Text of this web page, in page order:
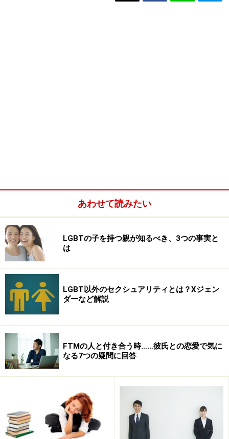
あわせて読みたい
LGBTの子を持つ親が知るべき、3つの事実と
は
LGBT以外のセクシュアリティとは？Xジェン
ダーなど解説
FTMの人と付き合う時……彼氏との恋愛で気に
なる7つの疑問に回答